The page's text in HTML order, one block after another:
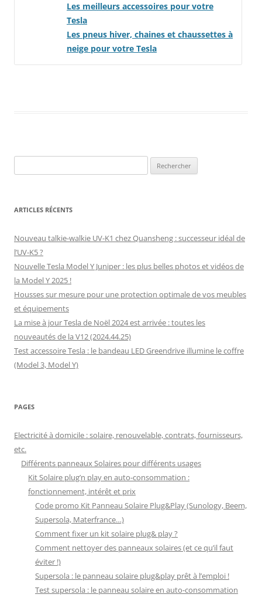
Les meilleurs accessoires pour votre
Tesla
Les pneus hiver, chaines et chaussettes à
neige pour votre Tesla
ARTICLES RÉCENTS
Nouveau talkie-walkie UV-K1 chez Quansheng : successeur idéal de
l’UV-K5 ?
Nouvelle Tesla Model Y Juniper : les plus belles photos et vidéos de
la Model Y 2025 !
Housses sur mesure pour une protection optimale de vos meubles
et équipements
La mise à jour Tesla de Noël 2024 est arrivée : toutes les
nouveautés de la V12 (2024.44.25)
Test accessoire Tesla : le bandeau LED Greendrive illumine le coffre
(Model 3, Model Y)
PAGES
Electricité à domicile : solaire, renouvelable, contrats, fournisseurs,
etc.
Différents panneaux Solaires pour différents usages
Kit Solaire plug’n play en auto-consommation :
fonctionnement, intérêt et prix
Code promo Kit Panneau Solaire Plug&Play (Sunology, Beem,
Supersola, Materfrance…)
Comment fixer un kit solaire plug& play ?
Comment nettoyer des panneaux solaires (et ce qu’il faut
éviter !)
Supersola : le panneau solaire plug&play prêt à l’emploi !
Test supersola : le panneau solaire en auto-consommation